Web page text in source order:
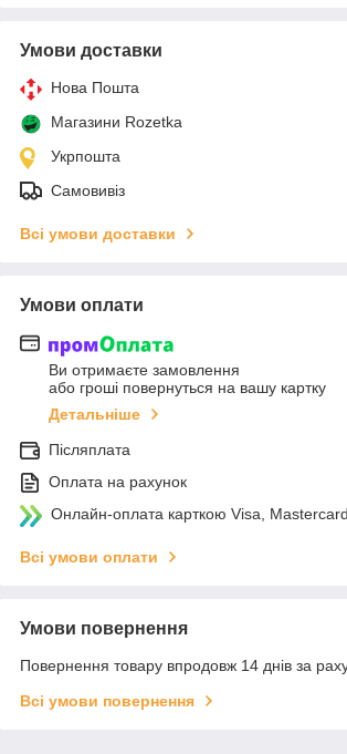
Умови доставки
Нова Пошта
Магазини Rozetka
Укрпошта
Самовивіз
Всі умови доставки
Умови оплати
Ви отримаєте замовлення
або гроші повернуться на вашу картку
Детальніше
Післяплата
Оплата на рахунок
Онлайн-оплата карткою Visa,
Всі умови оплати
Умови повернення
Повернення товару впродовж 14 днів за
Всі умови повернення